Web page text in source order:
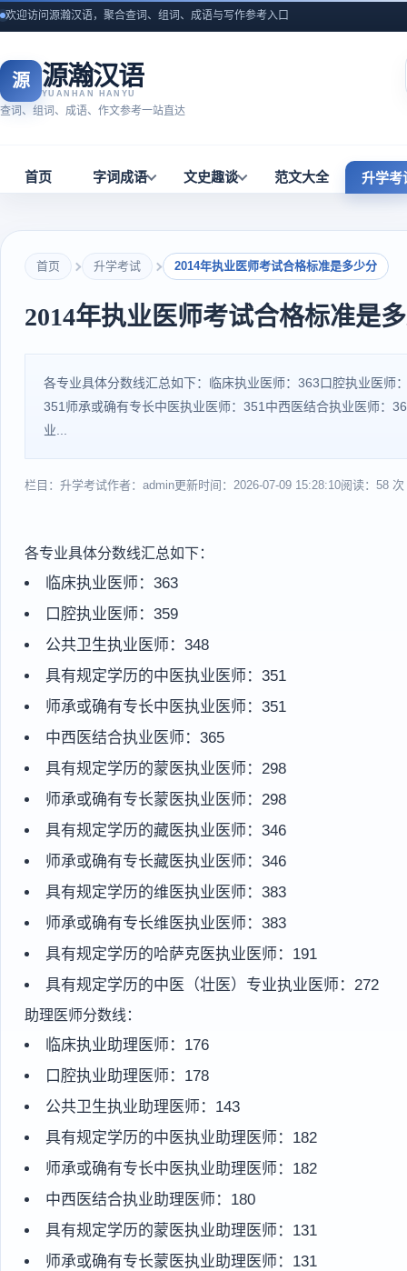
欢迎访问源瀚汉语，聚合查词、组词、成语与写作参考入口
源 源瀚汉语
YUANHAN HANYU
查词、组词、成语、作文参考一站直达
首页 字词成语 文史趣谈 范文大全 升学考
首页 升学考试 2014年执业医师考试合格标准是多少分
2014年执业医师考试合格标准是
各专业具体分数线汇总如下：临床执业医师：363口腔执业医
351师承或确有专长中医执业医师：351中西医结合执业医师：
业...
栏目：升学考试作者：admin更新时间：2026-07-09 15:28:10阅读：58 次
各专业具体分数线汇总如下：
临床执业医师：363
口腔执业医师：359
公共卫生执业医师：348
具有规定学历的中医执业医师：351
师承或确有专长中医执业医师：351
中西医结合执业医师：365
具有规定学历的蒙医执业医师：298
师承或确有专长蒙医执业医师：298
具有规定学历的藏医执业医师：346
师承或确有专长藏医执业医师：346
具有规定学历的维医执业医师：383
师承或确有专长维医执业医师：383
具有规定学历的哈萨克医执业医师：191
具有规定学历的中医（壮医）专业执业医师：272
助理医师分数线：
临床执业助理医师：176
口腔执业助理医师：178
公共卫生执业助理医师：143
具有规定学历的中医执业助理医师：182
师承或确有专长中医执业助理医师：182
中西医结合执业助理医师：180
具有规定学历的蒙医执业助理医师：131
师承或确有专长蒙医执业助理医师：131